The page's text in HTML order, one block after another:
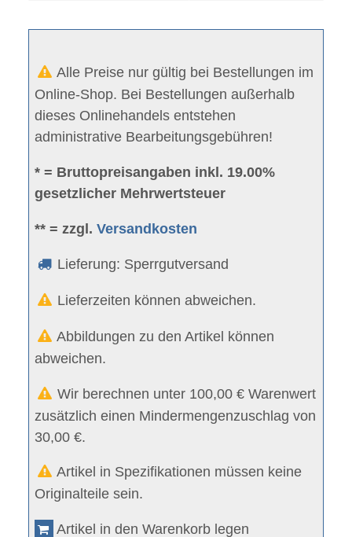
Alle Preise nur gültig bei Bestellungen im
Online-Shop. Bei Bestellungen außerhalb
dieses Onlinehandels entstehen
administrative Bearbeitungsgebühren!
* = Bruttopreisangaben inkl. 19.00%
gesetzlicher Mehrwertsteuer
** = zzgl.Versandkosten
Lieferung: Sperrgutversand
Lieferzeiten können abweichen.
Abbildungen zu den Artikel können
abweichen.
Wir berechnen unter 100,00 € Warenwert
zusätzlich einen Mindermengenzuschlag von
30,00 €.
Artikel in Spezifikationen müssen keine
Originalteile sein.
Artikel in den Warenkorb legen